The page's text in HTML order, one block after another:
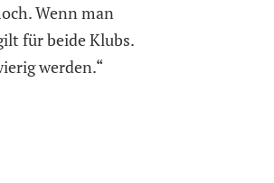
Wenn man
für beide Klubs.
werden.“